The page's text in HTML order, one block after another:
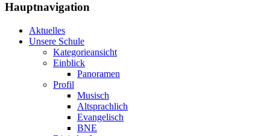
Hauptnavigation
Aktuelles
Unsere Schule
Kategorieansicht
Einblick
Panoramen
Profil
Musisch
Altsprachlich
Evangelisch
BNE